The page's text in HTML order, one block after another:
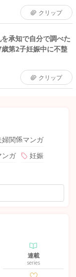
クリップ
承知で自分で調べた
第2子妊娠中に不整
クリップ
婦関係マンガ
ンガ
妊娠
連載
series